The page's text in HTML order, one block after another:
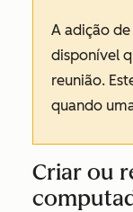
A adição de
disponível
reunião.
quando
Criar ou